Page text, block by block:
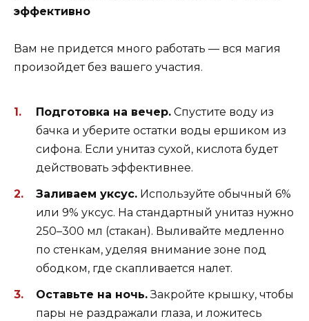
эффективно
Вам не придется много работать — вся магия
произойдет без вашего участия.
Подготовка на вечер. Спустите воду из
бачка и уберите остатки воды ершиком из
сифона. Если унитаз сухой, кислота будет
действовать эффективнее.
Заливаем уксус. Используйте обычный 6%
или 9% уксус. На стандартный унитаз нужно
250–300 мл (стакан). Выливайте медленно
по стенкам, уделяя внимание зоне под
ободком, где скапливается налет.
Оставьте на ночь.Закройте крышку, чтобы
пары не раздражали глаза, и ложитесь